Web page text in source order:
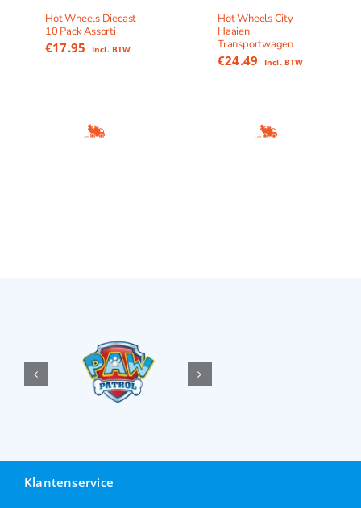
Hot Wheels Diecast
10 Pack Assorti
€17.95 Incl. BTW
Hot Wheels City
Haaien
Transportwagen
€24.49 Incl. BTW
Klantenservice